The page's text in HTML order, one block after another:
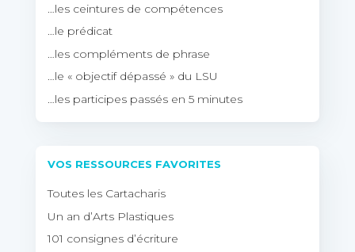
…les ceintures de compétences
…le prédicat
…les compléments de phrase
…le « objectif dépassé » du LSU
…les participes passés en 5 minutes
VOS RESSOURCES FAVORITES
Toutes les Cartacharis
Un an d’Arts Plastiques
101 consignes d’écriture